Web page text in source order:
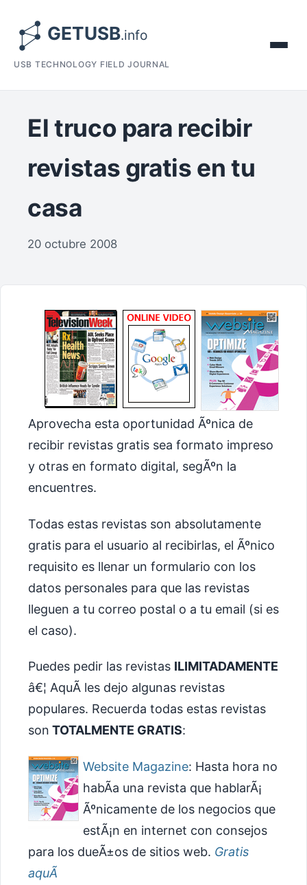
USB TECHNOLOGY FIELD JOURNAL
El truco para recibir
revistas gratis en tu
casa
20 octubre 2008
Aprovecha esta oportunidad Ãºnica de
recibir revistas gratis sea formato impreso
y otras en formato digital, segÃºn la
encuentres.
Todas estas revistas son absolutamente
gratis para el usuario al recibirlas, el Ãºnico
requisito es llenar un formulario con los
datos personales para que las revistas
lleguen a tu correo postal o a tu email (si es
el caso).
Puedes pedir las revistas ILIMITADAMENTE
â€¦ AquÃ­ les dejo algunas revistas
populares. Recuerda todas estas revistas
son TOTALMENTE GRATIS:
Website Magazine: Hasta hora no
habÃ­a una revista que hablarÃ¡
Ãºnicamente de los negocios que
estÃ¡n en internet con consejos
para los dueÃ±os de sitios web. Gratis
aquÃ­